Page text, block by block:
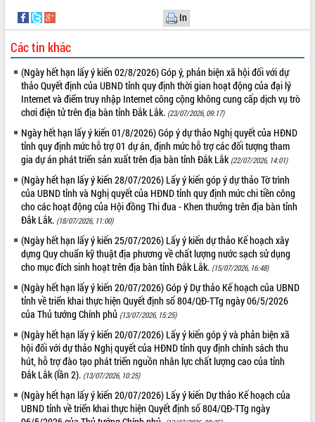
Bàn giải pháp tháo gỡ khó khăn trong
định EUDR
Thứ trưởng Bộ Nông nghiệp và Môi
trường Nguyễn Hoàng Hiệp khảo sát
vùng trồng và doanh nghiệp đóng gói
sầu riêng tại Đắk Lắk
Trình diễn nghệ thuật chế biến các
món ăn từ sầu riêng
Đắk Lắk công bố Quy hoạch và xúc
tiến đầu tư tỉnh
Ngành cá ngừ Đắk Lắk chủ động thích
ứng để giữ vững thị trường xuất khẩu
Diễn đàn Kinh tế tư nhân Việt Nam đột
phá cơ chế - Hợp tác công tư
Đề án 06 tạo bước ngoặt đột phá trong
cải cách hành chính tỉnh Đắk Lắk
Kết nối tour, đẩy mạnh chuyển đổi số
để phát triển du lịch Đắk Lắk
Khởi động Dự án Đầu tư xây dựng hạ
tầng kỹ thuật Cụm công nghiệp Tân
Tiến
Gặp mặt các cơ quan báo chí nhân Kỷ
niệm 101 năm Ngày Báo chí Cách
mạng Việt Nam
Đắk Lắk sơ kết 4 năm triển khai thực
In
Các tin khác
(Ngày hết hạn lấy ý kiến 02/8/2026) Góp ý, phản biện xã hội đối với dự
thảo Quyết định của UBND tỉnh quy định thời gian hoạt động của đại lý
Internet và điểm truy nhập Internet công cộng không cung cấp dịch vụ trò
chơi điện tử trên địa bàn tỉnh Đắk Lắk. (23/07/2026, 09:17)
Ngày hết hạn lấy ý kiến 01/8/2026) Góp ý dự thảo Nghị quyết của HĐND
tỉnh quy định mức hỗ trợ 01 dự án, định mức hỗ trợ các đối tượng tham
gia dự án phát triển sản xuất trên địa bàn tỉnh Đắk Lắk (22/07/2026, 14:01)
(Ngày hết hạn lấy ý kiến 28/07/2026) Lấy ý kiến góp ý dự thảo Tờ trình
của UBND tỉnh và Nghị quyết của HĐND tỉnh quy định mức chi tiền công
cho các hoạt động của Hội đồng Thi đua - Khen thưởng trên địa bàn tỉnh
Đắk Lắk. (18/07/2026, 11:00)
(Ngày hết hạn lấy ý kiến 25/07/2026) Lấy ý kiến dự thảo Kế hoạch xây
dựng Quy chuẩn kỹ thuật địa phương về chất lượng nước sạch sử dụng
cho mục đích sinh hoạt trên địa bàn tỉnh Đắk Lắk. (15/07/2026, 16:48)
(Ngày hết hạn lấy ý kiến 20/07/2026) Góp ý Dự thảo Kế hoạch của UBND
tỉnh về triển khai thực hiện Quyết định số 804/QĐ-TTg ngày 06/5/2026
của Thủ tướng Chính phủ (13/07/2026, 15:25)
(Ngày hết hạn lấy ý kiến 20/07/2026) Lấy ý kiến góp ý và phản biện xã
hội đối với dự thảo Nghị quyết của HĐND tỉnh quy định chính sách thu
hút, hỗ trợ đào tạo phát triển nguồn nhân lực chất lượng cao của tỉnh
Đắk Lắk (lần 2). (13/07/2026, 10:25)
(Ngày hết hạn lấy ý kiến 20/07/2026) Lấy ý kiến Dự thảo Kế hoạch của
UBND tỉnh về triển khai thực hiện Quyết định số 804/QĐ-TTg ngày